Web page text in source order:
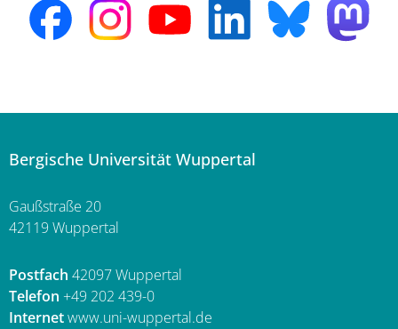
Bergische Universität Wuppertal
Gaußstraße 20
42119 Wuppertal
Postfach 42097 Wuppertal
Telefon +49 202 439-0
Internetwww.uni-wuppertal.de